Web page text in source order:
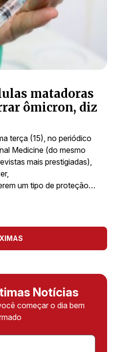
matadoras
ômicron, diz
terça (15), no periódico
Medicine (do mesmo
mais prestigiadas),
um tipo de proteção…
Notícias
começar o dia bem